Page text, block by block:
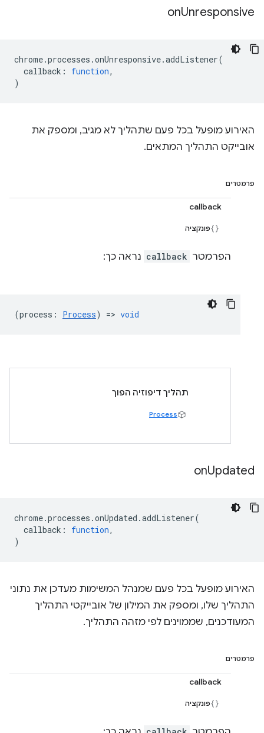
onUnresponsive
chrome.processes .onUnresponsive.addListener(
callback : function,
)
האירוע מופעל בכל פעם שתהליך לא מגיב, ומספק את
אובייקט התהליך המתאים.
פרמטרים
callback
פונקציה
הפרמטר callback נראה כך:
(process : Process) => void
תהליך דיפוזיה הפוך
Process
onUpdated
chrome.processes .onUpdated .addListener(
callback : function,
)
האירוע מופעל בכל פעם שמנהל המשימות מעדכן את נתוני
התהליך שלו, ומספק את המילון של אובייקטי התהליך
המעודכנים, שממוינים לפי מזהה התהליך.
פרמטרים
callback
פונקציה